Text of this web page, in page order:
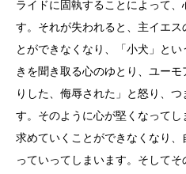
ライドに固執することによって
す。それが失われると、主イエス
とができなくなり、「小犬」と
きを聞き取る心のゆとり、ユー
りした、侮辱された」と怒り、
す。そのように心が堅くなって
求めていくことができなくなり
っていってしまいます。そして